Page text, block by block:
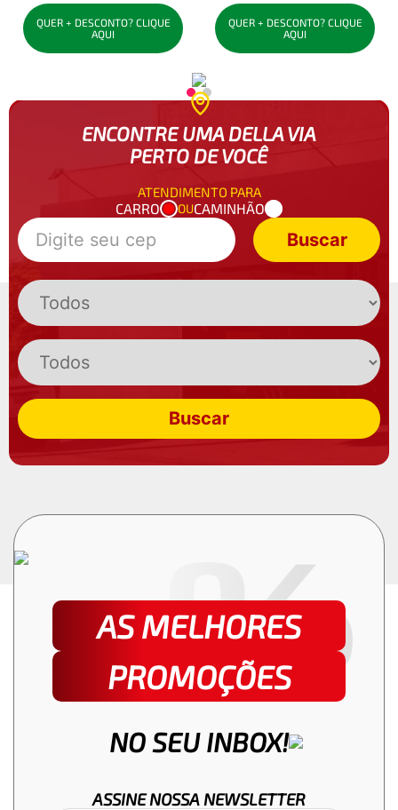
QUER + DESCONTO? CLIQUE
AQUI
QUER + DESCONTO? CLIQUE
AQUI
ENCONTRE UMA DELLA VIA
PERTO DE VOCÊ
ATENDIMENTO PARA
CARRO OUCAMINHÃO
Buscar
Buscar
AS MELHORES
PROMOÇÕES
NO SEU INBOX!
ASSINE NOSSA NEWSLETTER